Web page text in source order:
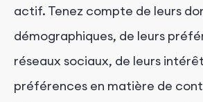
actif. Tenez compte de leurs
démographiques, de leurs
réseaux sociaux, de leurs
préférences en matière de